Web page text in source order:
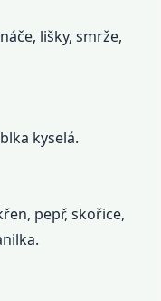
lišky, smrže,
kyselá.
pepř, skořice,